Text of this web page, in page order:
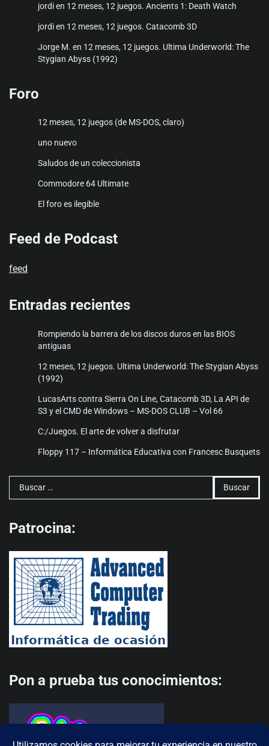
jordien 12 meses, 12 juegos. Ancients 1: Death Watch
jordien 12 meses, 12 juegos. Catacomb 3D
Jorge M. en 12 meses, 12 juegos. Ultima Underworld: The
Stygian Abyss (1992)
Foro
12 meses, 12 juegos (de MS-DOS, claro)
uno nuevo
Saludos de un coleccionista
Commodore 64 Ultimate
El foro es ilegible
Feed de Podcast
feed
Entradas recientes
Rompiendo la barrera de los discos duros en las BIOS
antiguas
12 meses, 12 juegos. Ultima Underworld: The Stygian Abyss
(1992)
LucasArts contra Sierra On Line, Catacomb 3D, La API de
S3 y el CMD de Windows – MS-DOS CLUB – Vol 66
C:/Juegos. El arte de volver a disfrutar
Floppy 117 – Informática Educativa con Francesc Busquets
Buscar:
Patrocina:
Pon a prueba tus conocimientos: